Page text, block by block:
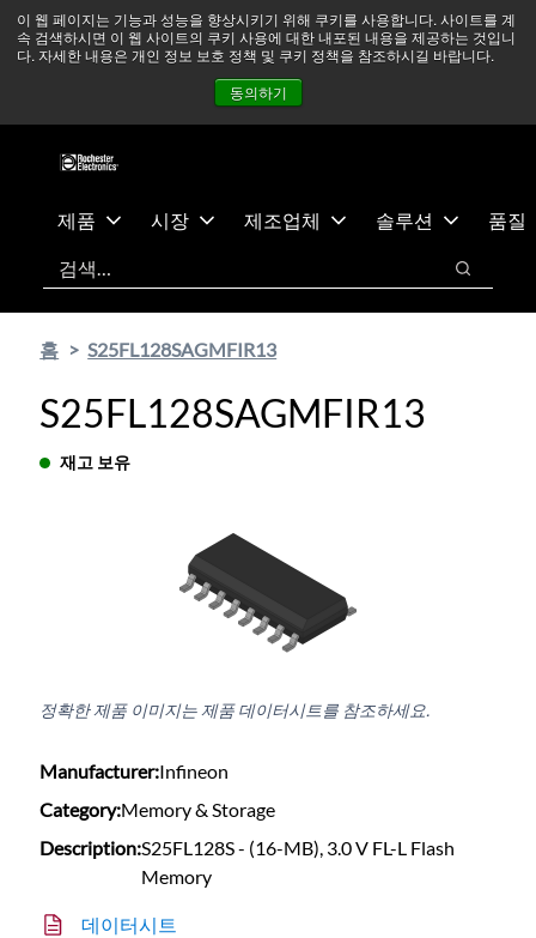
이 웹 페이지는 기능과 성능을 향상시키기 위해 쿠키를 사용합니다. 사이트를 계
속 검색하시면 이 웹 사이트의 쿠키 사용에 대한 내포된 내용을 제공하는 것입니
다. 자세한 내용은 개인 정보 보호 정책 및 쿠키 정책을 참조하시길 바랍니다.
동의하기
츠
건
중동 지역 상황을 지속적으로 주시하고 있으며, 모든 서비스는
정상적으로 운영되고 있습니다. 더 읽어보기 →
뉴스
문의하기
제품 시장 제조업체 솔루션
품질
검색
검색
홈 S25FL128SAGMFIR13
S25FL128SAGMFIR13
재고 보유
정확한 제품 이미지는 제품 데이터시트를 참조하세요.
Manufacturer:Infineon
Category:Memory & Storage
Description:S25FL128S - (16-MB), 3.0 V FL-L Flash
Memory
데이터시트